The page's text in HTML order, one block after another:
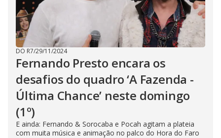
DO R7/29/11/2024
Fernando Presto encara os
desafios do quadro ‘A Fazenda -
Última Chance’ neste domingo
(1º)
E ainda: Fernando & Sorocaba e Pocah agitam a plateia
com muita música e animação no palco do Hora do Faro